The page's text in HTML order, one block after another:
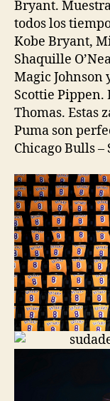
Bryant.
todos los
Kobe Bryant,
Shaquille
Magic Johnson
Scottie Pippen.
Thomas. Estas
Puma son
Chicago Bulls –